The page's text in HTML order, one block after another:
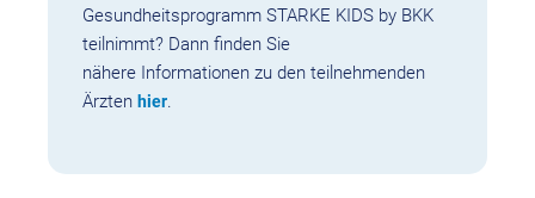
Gesundheitsprogramm STARKE KIDS by BKK
teilnimmt? Dann finden Sie
nähere Informationen zu den teilnehmenden
Ärzten hier.